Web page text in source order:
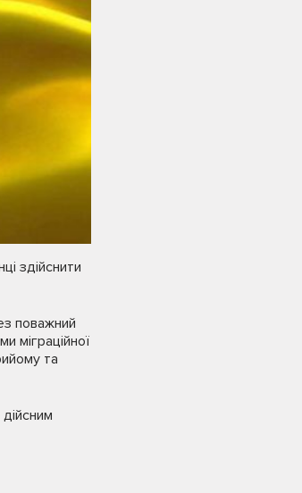
здійснити
поважний
міграційної
та